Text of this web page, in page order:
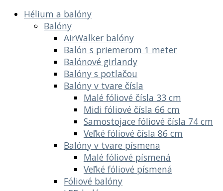
Hélium a balóny
Balóny
AirWalker balóny
Balón s priemerom 1 meter
Balónové girlandy
Balóny s potlačou
Balóny v tvare čísla
Malé fóliové čísla 33 cm
Midi fóliové čísla 66 cm
Samostojace fóliové čísla 74 cm
Veľké fóliové čísla 86 cm
Balóny v tvare písmena
Malé fóliové písmená
Veľké fóliové písmená
Fóliové balóny